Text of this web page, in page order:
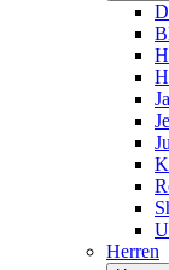
Herren